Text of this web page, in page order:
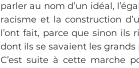
parler au nom d’un idéal,
racisme et la construction
l’ont fait, parce que sinon ils
dont ils se savaient les grands
C’est suite à cette marche